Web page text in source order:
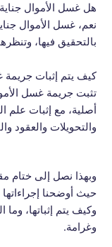
هل غسل الأموال
نعم، غسل الأموال
بالتحقيق فيها،
كيف يتم إثبات جريمة
تثبت جريمة غسل
أصلية، مع إثبات علم
والتحويلات والعقود
وبهذا نصل إلى ختام
حيث أوضحنا إجراءاتها
وكيف يتم إثباتها،
وغرامة.